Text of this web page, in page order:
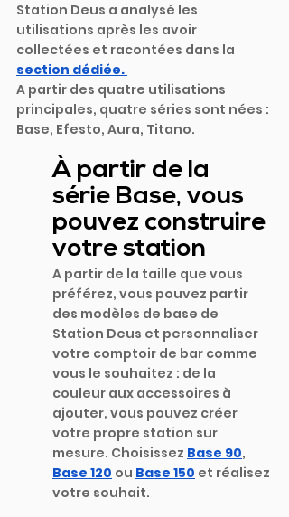
Station Deus a analysé les
utilisations après les avoir
collectées et racontées dans la
section dédiée.
A partir des quatre utilisations
principales, quatre séries sont nées :
Base, Efesto, Aura, Titano.
À partir de la
série Base, vous
pouvez construire
votre station
A partir de la taille que vous
préférez, vous pouvez partir
des modèles de base de
Station Deus et personnaliser
votre comptoir de bar comme
vous le souhaitez : de la
couleur aux accessoires à
ajouter, vous pouvez créer
votre propre station sur
mesure. Choisissez Base 90,
Base 120 ou Base 150 et réalisez
votre souhait.